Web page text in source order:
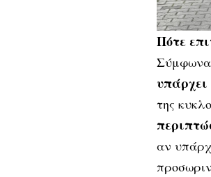
Πότε
υπάρχει
της
αν